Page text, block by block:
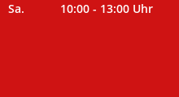
Sa. 10:00 - 13:00 Uhr